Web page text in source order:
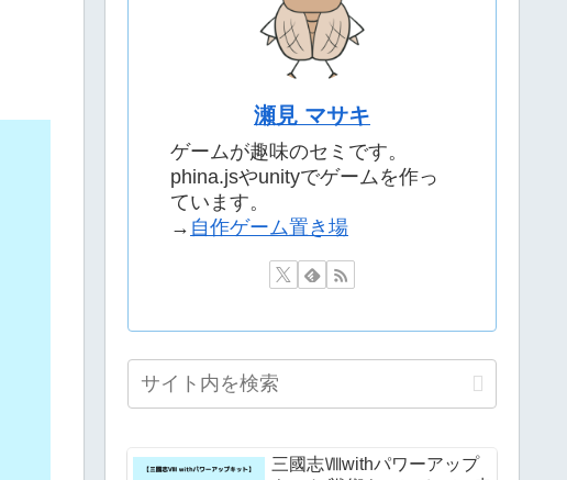
瀬見 マサキ
ゲームが趣味のセミです。
phina.jsやunityでゲームを作っ
ています。
→ 自作ゲーム置き場
三國志Ⅷwithパワーアップ